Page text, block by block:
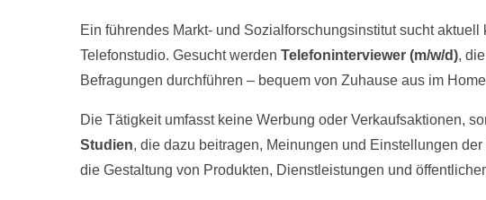
Ein führendes Markt- und Sozialforschungsinstitut sucht
Telefonstudio. Gesucht werdenTelefoninterviewer (m/w/d),
Befragungen durchführen – bequem von Zuhause aus im
Die Tätigkeit umfasst keine Werbung oder Verkaufsaktionen,
Studien, die dazu beitragen, Meinungen und Einstellungen
die Gestaltung von Produkten, Dienstleistungen und